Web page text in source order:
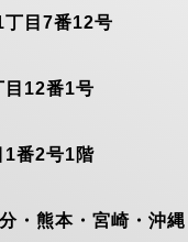
目7番12号
12番1号
番2号1階
熊本・宮崎・沖縄